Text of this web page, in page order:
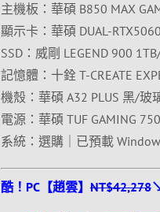
主機板：華碩 B850 MAX
顯示卡：華碩 DUAL-
SSD：威剛 LEGEND 900
記憶體：十銓 T-CREATE
機殼：華碩 A32 PLUS 黑/玻
電源：華碩 TUF GAMING
系統：選購｜已預載
酷！PC【趙雲】NT$42,278